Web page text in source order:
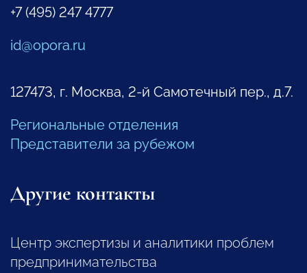
+7 (495) 247 4777
id@opora.ru
127473, г. Москва, 2-й Самотечный пер., д.7.
Региональные отделения
Представители за рубежом
Другие контакты
Центр экспертизы и аналитики проблем
предпринимательства